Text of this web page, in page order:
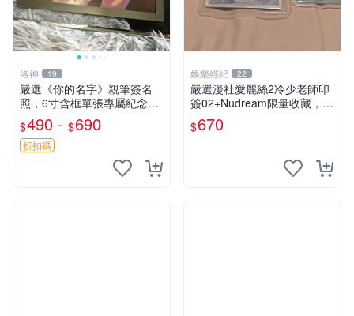
洛神 19
嚴選《你的名字》親筆簽名
照，6寸含框單張專屬紀念。
適合收藏與擺放。 你的名字
簽名照 紀念照 單張
$490 - $690
折扣碼
娛樂經紀 22
嚴選漫社愛麗絲2冷少老師印
簽02+Nudream限量收藏，默
認廠瑕，安心到貨轉寄 發貨
立即 一覽無遺 印記 收藏 師
$670